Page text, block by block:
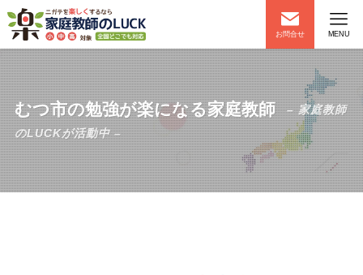
お問合せ MENU
むつ市の勉強が楽になる家庭教師
– 家庭教師
のLUCKが活動中 –